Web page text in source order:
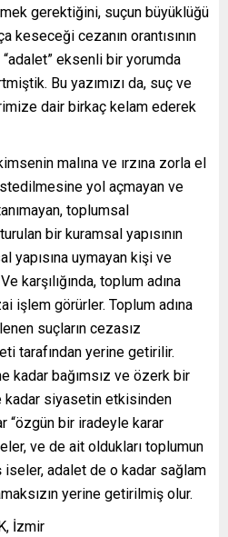
gerektiğini, suçun büyüklüğü
keseceği cezanın orantısının
eksenli bir yorumda
Bu yazımızı da, suç ve
dair birkaç kelam ederek
malına ve ırzına zorla el
yol açmayan ve
toplumsal
bir kuramsal yapısının
yapısına uymayan kişi ve
karşılığında, toplum adına
işlem görürler. Toplum adına
suçların cezasız
tarafından yerine getirilir.
kadar bağımsız ve özerk bir
kadar siyasetin etkisinden
“özgün bir iradeyle karar
ve de ait oldukları toplumun
adalet de o kadar sağlam
yerine getirilmiş olur.
İzmir